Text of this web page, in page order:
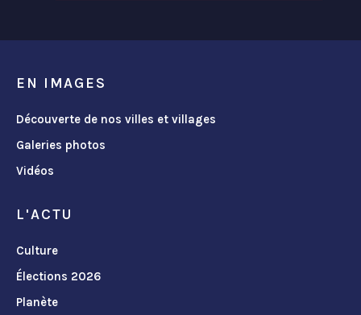
EN IMAGES
Découverte de nos villes et villages
Galeries photos
Vidéos
L'ACTU
Culture
Élections 2026
Planète